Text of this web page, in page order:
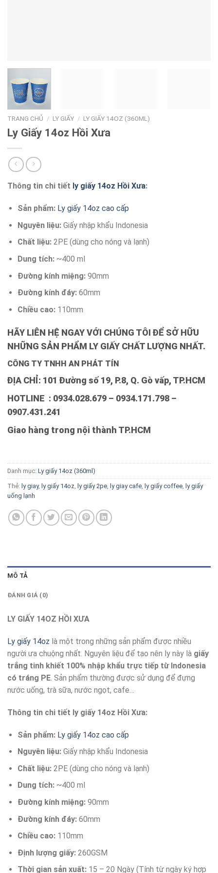
TRANG CHỦ / LY GIẤY / LY GIẤY 14OZ (360ML)
Ly Giấy 14oz Hồi Xưa
Thông tin chi tiết ly giấy 14oz Hồi Xưa:
Sản phẩm: Ly giấy 14oz cao cấp
Nguyên liệu: Giấy nhập khẩu Indonesia
Chất liệu: 2PE (dùng cho nóng và lạnh)
Dung tích: ~400 ml
Đường kính miệng: 90mm
Đường kính đáy: 60mm
Chiều cao: 110mm
HÃY LIÊN HỆ NGAY VỚI CHÚNG TÔI ĐỂ SỞ HỮU
NHỮNG SẢN PHẨM LY GIẤY CHẤT LƯỢNG NHẤT.
CÔNG TY TNHH AN PHÁT TÍN
ĐỊA CHỈ: 101 Đường số 19, P.8, Q. Gò vấp, TP.HCM
HOTLINE : 0934.028.679 – 0934.171.798 –
0907.431.241
Giao hàng trong nội thành TP.HCM
Danh mục: Ly giấy 14oz (360ml)
Thẻ: ly giay, ly giấy 14oz, ly giấy 2pe, ly giay cafe, ly giấy coffee, ly giấy
uống lạnh
MÔ TẢ
ĐÁNH GIÁ (0)
LY GIẤY 14OZ HỒI XƯA
Ly giấy 14oz là một trong những sản phẩm được nhiều
người ưa chuộng nhất. Nguyên liệu để tạo nên ly này là giấy
trắng tinh khiết 100% nhập khẩu trực tiếp từ Indonesia
có tráng PE. Sản phẩm thường được sử dụng để đựng
nước uống, trà sữa, nước ngọt, cafe…
Thông tin chi tiết ly giấy 14oz Hồi Xưa:
Sản phẩm: Ly giấy 14oz cao cấp
Nguyên liệu: Giấy nhập khẩu Indonesia
Chất liệu: 2PE (dùng cho nóng và lạnh)
Dung tích: ~400 ml
Đường kính miệng: 90mm
Đường kính đáy: 60mm
Chiều cao: 110mm
Định lượng giấy:260GSM
Thời gian sản xuất:15 – 20 Ngày (Tính từ ngày ký hợp